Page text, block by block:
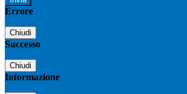
Errore
Chiudi
Successo
Chiudi
Informazione